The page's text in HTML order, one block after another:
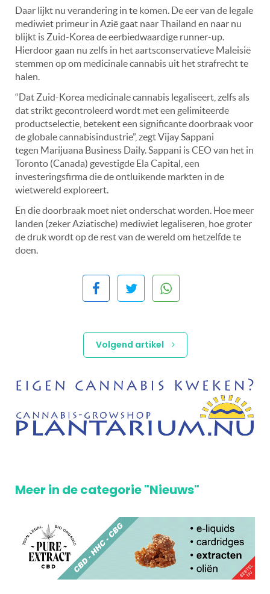
Daar lijkt nu verandering in te komen. De eer van de legale
mediwiet primeur in Azië gaat naar Thailand en naar nu
blijkt is Zuid-Korea de eerbiedwaardige runner-up.
Hierdoor gaan nu zelfs in het aartsconservatieve Maleisië
stemmen op om medicinale cannabis uit het strafrecht te
halen.
“Dat Zuid-Korea medicinale cannabis legaliseert, zelfs als
dat strikt gecontroleerd wordt met een gelimiteerde
productselectie, betekent een significante doorbraak voor
de globale cannabisindustrie”, zegt Vijay Sappani
tegen Marijuana Business Daily. Sappani is CEO van het in
Toronto (Canada) gevestigde Ela Capital, een
investeringsfirma die de ontluikende markten in de
wietwereld exploreert.
En die doorbraak moet niet onderschat worden. Hoe meer
landen (zeker Aziatische) mediwiet legaliseren, hoe groter
de druk wordt op de rest van de wereld om hetzelfde te
doen.
Volgend artikel
Meer in de categorie "Nieuws"